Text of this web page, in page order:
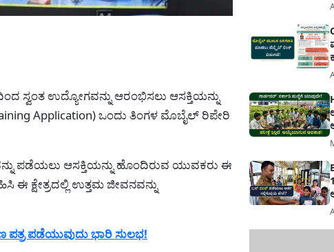
ಸ್ವಂತ ಉದ್ಯೋಗವನ್ನು ಆರಂಭಿಸಲು ಆಸಕ್ತಿಯನ್ನು
Application) ಒಂದು ತಿಂಗಳ ಮೊಬೈಲ್ ರಿಪೇರಿ
ಪಡೆಯಲು ಆಸಕ್ತಿಯನ್ನು ಹೊಂದಿರುವ ಯುವಕರು ಈ
ಕ್ಷೇತ್ರದಲ್ಲಿ ಉತ್ತಮ ಜೀವನವನ್ನು
ಪಡೆಯುವುದು ಭಾರಿ ಸುಲಭ!